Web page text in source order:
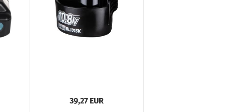
39,27 EUR